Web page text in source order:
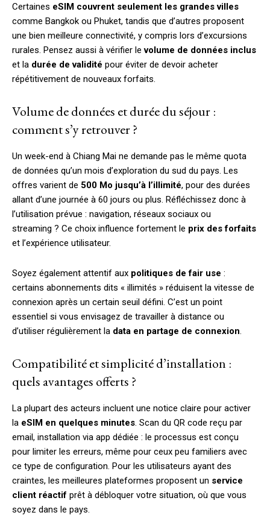
Certaines eSIM couvrent seulement les grandes villes
comme Bangkok ou Phuket, tandis que d’autres proposent
une bien meilleure connectivité, y compris lors d’excursions
rurales. Pensez aussi à vérifier levolume de données inclus
et la durée de validité pour éviter de devoir acheter
répétitivement de nouveaux forfaits.
Volume de données et durée du séjour :
comment s’y retrouver ?
Un week-end à Chiang Mai ne demande pas le même quota
de données qu’un mois d’exploration du sud du pays. Les
offres varient de 500 Mo jusqu’à l’illimité, pour des durées
allant d’une journée à 60 jours ou plus. Réfléchissez donc à
l’utilisation prévue : navigation, réseaux sociaux ou
streaming ? Ce choix influence fortement le prix des forfaits
et l’expérience utilisateur.
Soyez également attentif aux politiques de fair use :
certains abonnements dits « illimités » réduisent la vitesse de
connexion après un certain seuil défini. C’est un point
essentiel si vous envisagez de travailler à distance ou
d’utiliser régulièrement la data en partage de connexion.
Compatibilité et simplicité d’installation :
quels avantages offerts ?
La plupart des acteurs incluent une notice claire pour activer
la eSIM en quelques minutes. Scan du QR code reçu par
email, installation via app dédiée : le processus est conçu
pour limiter les erreurs, même pour ceux peu familiers avec
ce type de configuration. Pour les utilisateurs ayant des
craintes, les meilleures plateformes proposent un service
client réactif prêt à débloquer votre situation, où que vous
soyez dans le pays.